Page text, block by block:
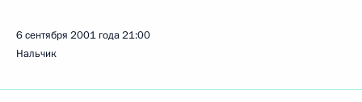
6 сентября 2001 года21:00
Нальчик